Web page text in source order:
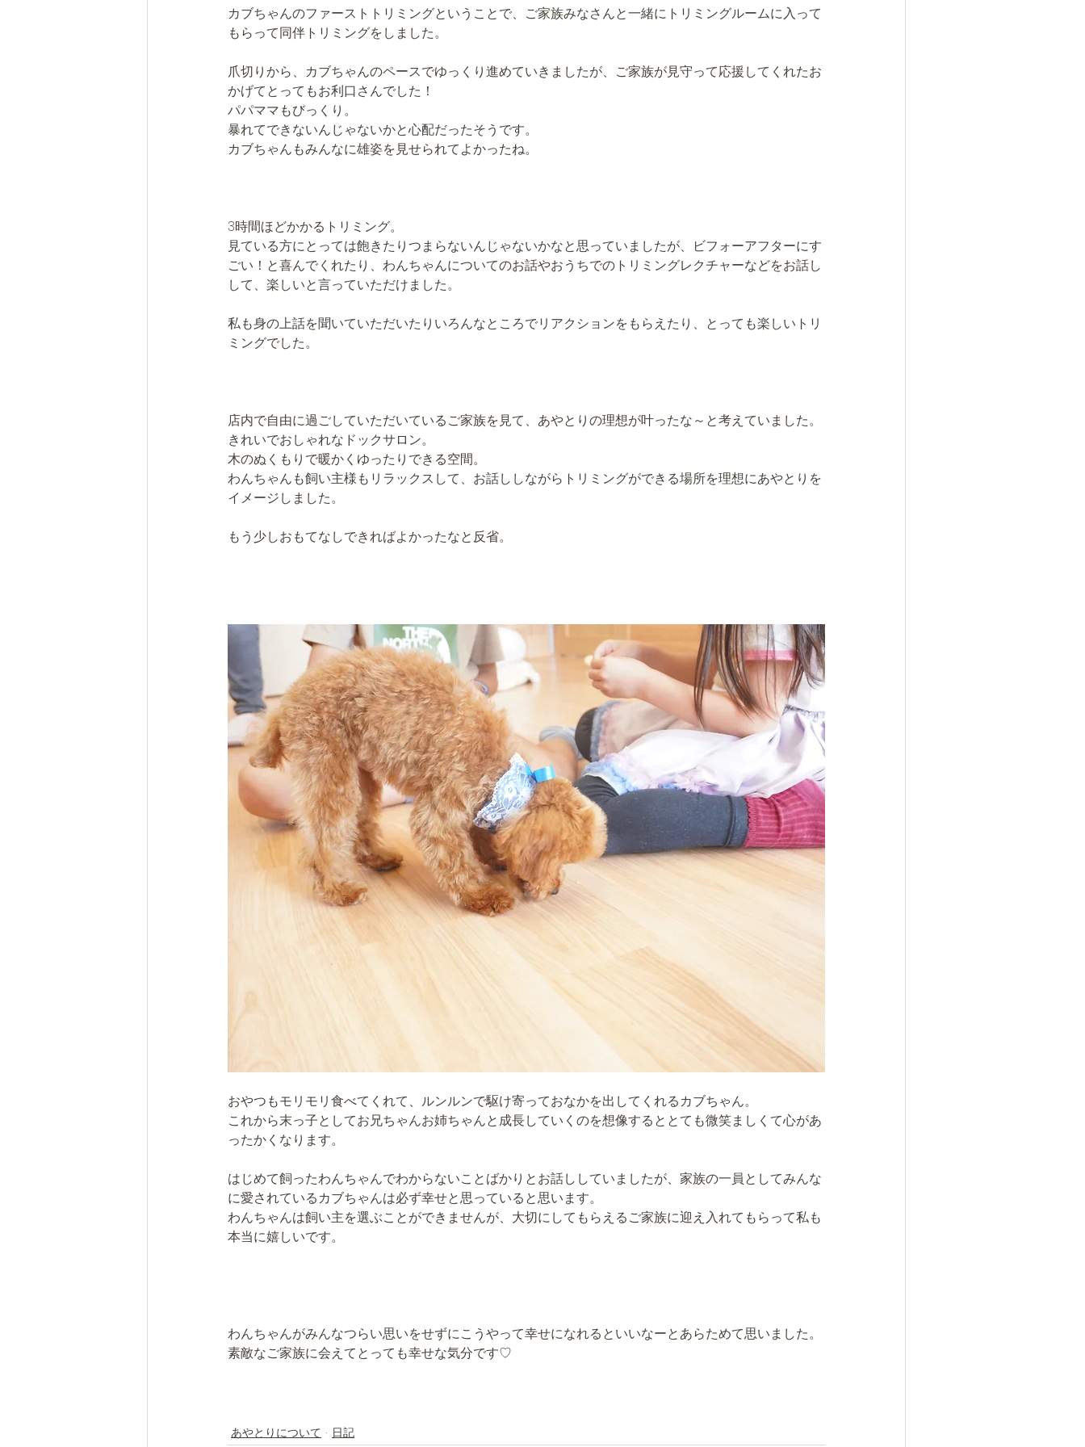
カブちゃんのファーストトリミングということで、ご家族みなさんと一緒にトリミングルームに入って
もらって同伴トリミングをしました。
爪切りから、カブちゃんのペースでゆっくり進めていきましたが、ご家族が見守って応援してくれたお
かげてとってもお利口さんでした！
パパママもびっくり。
暴れてできないんじゃないかと心配だったそうです。
カブちゃんもみんなに雄姿を見せられてよかったね。
3時間ほどかかるトリミング。
見ている方にとっては飽きたりつまらないんじゃないかなと思っていましたが、ビフォーアフターにす
ごい！と喜んでくれたり、わんちゃんについてのお話やおうちでのトリミングレクチャーなどをお話し
して、楽しいと言っていただけました。
私も身の上話を聞いていただいたりいろんなところでリアクションをもらえたり、とっても楽しいトリ
ミングでした。
店内で自由に過ごしていただいているご家族を見て、あやとりの理想が叶ったな～と考えていました。
きれいでおしゃれなドックサロン。
木のぬくもりで暖かくゆったりできる空間。
わんちゃんも飼い主様もリラックスして、お話ししながらトリミングができる場所を理想にあやとりを
イメージしました。
もう少しおもてなしできればよかったなと反省。
おやつもモリモリ食べてくれて、ルンルンで駆け寄っておなかを出してくれるカブちゃん。
これから末っ子としてお兄ちゃんお姉ちゃんと成長していくのを想像するととても微笑ましくて心があ
ったかくなります。
はじめて飼ったわんちゃんでわからないことばかりとお話ししていましたが、家族の一員としてみんな
に愛されているカブちゃんは必ず幸せと思っていると思います。
わんちゃんは飼い主を選ぶことができませんが、大切にしてもらえるご家族に迎え入れてもらって私も
本当に嬉しいです。
わんちゃんがみんなつらい思いをせずにこうやって幸せになれるといいなーとあらためて思いました。
素敵なご家族に会えてとっても幸せな気分です♡
あやとりについて 日記